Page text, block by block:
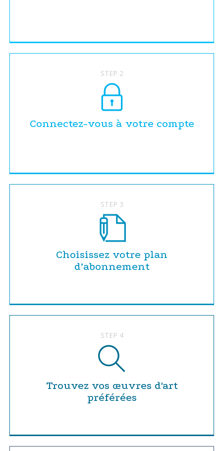
STEP 2
Connectez-vous à votre compte
STEP 3
Choisissez votre plan
d’abonnement
STEP 4
Trouvez vos œuvres d'art
préférées